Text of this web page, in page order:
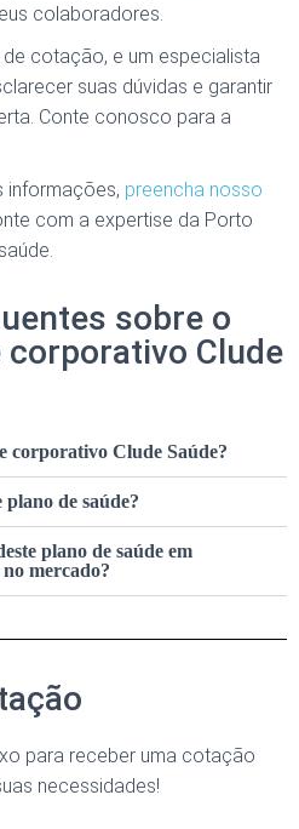
colaboradores.
cotação, e um especialista
suas dúvidas e garantir
Conte conosco para a
informações, preencha nosso
com a expertise da Porto
sobre o
corporativo Clude
corporativo Clude Saúde?
de saúde?
plano de saúde em
mercado?
para receber uma cotação
necessidades!